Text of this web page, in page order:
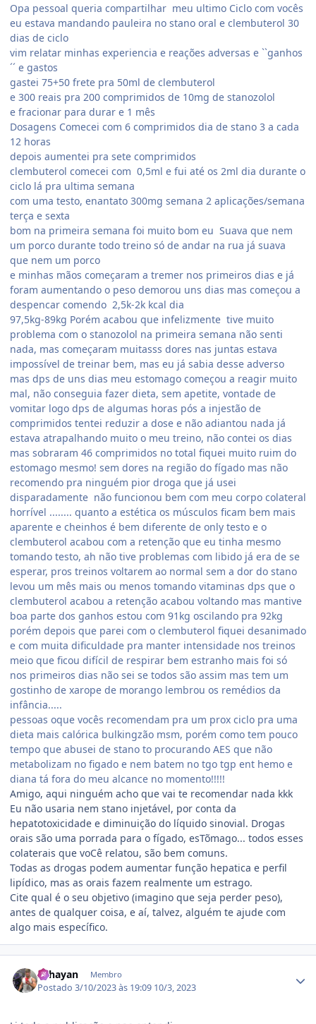
Opa pessoal queria compartilhar meu ultimo Ciclo com vocês
eu estava mandando pauleira no stano oral e clembuterol 30
dias de ciclo
vim relatar minhas experiencia e reações adversas e ``ganhos
´´ e gastos
gastei 75+50 frete pra 50ml de clembuterol
e 300 reais pra 200 comprimidos de 10mg de stanozolol
e fracionar para durar e 1 mês
Dosagens Comecei com 6 comprimidos dia de stano 3 a cada
12 horas
depois aumentei pra sete comprimidos
clembuterol comecei com 0,5ml e fui até os 2ml dia durante o
ciclo lá pra ultima semana
com uma testo, enantato 300mg semana 2 aplicações/semana
terça e sexta
bom na primeira semana foi muito bom eu Suava que nem
um porco durante todo treino só de andar na rua já suava
que nem um porco
e minhas mãos começaram a tremer nos primeiros dias e já
foram aumentando o peso demorou uns dias mas começou a
despencar comendo 2,5k-2k kcal dia
97,5kg-89kg Porém acabou que infelizmente tive muito
problema com o stanozolol na primeira semana não senti
nada, mas começaram muitasss dores nas juntas estava
impossível de treinar bem, mas eu já sabia desse adverso
mas dps de uns dias meu estomago começou a reagir muito
mal, não conseguia fazer dieta, sem apetite, vontade de
vomitar logo dps de algumas horas pós a injestão de
comprimidos tentei reduzir a dose e não adiantou nada já
estava atrapalhando muito o meu treino, não contei os dias
mas sobraram 46 comprimidos no total fiquei muito ruim do
estomago mesmo! sem dores na região do fígado mas não
recomendo pra ninguém pior droga que já usei
disparadamente não funcionou bem com meu corpo colateral
horrível ........ quanto a estética os músculos ficam bem mais
aparente e cheinhos é bem diferente de only testo e o
clembuterol acabou com a retenção que eu tinha mesmo
tomando testo, ah não tive problemas com libido já era de se
esperar, pros treinos voltarem ao normal sem a dor do stano
levou um mês mais ou menos tomando vitaminas dps que o
clembuterol acabou a retenção acabou voltando mas mantive
boa parte dos ganhos estou com 91kg oscilando pra 92kg
porém depois que parei com o clembuterol fiquei desanimado
e com muita dificuldade pra manter intensidade nos treinos
meio que ficou difícil de respirar bem estranho mais foi só
nos primeiros dias não sei se todos são assim mas tem um
gostinho de xarope de morango lembrou os remédios da
infância.....
pessoas oque vocês recomendam pra um prox ciclo pra uma
dieta mais calórica bulkingzão msm, porém como tem pouco
tempo que abusei de stano to procurando AES que não
metabolizam no figado e nem batem no tgo tgp ent hemo e
diana tá fora do meu alcance no momento!!!!!
Amigo, aqui ninguém acho que vai te recomendar nada kkk
Eu não usaria nem stano injetável, por conta da
hepatotoxicidade e diminuição do líquido sinovial. Drogas
orais são uma porrada para o fígado, esTõmago... todos esses
colaterais que voCê relatou, são bem comuns.
Todas as drogas podem aumentar função hepatica e perfil
lipídico, mas as orais fazem realmente um estrago.
Cite qual é o seu objetivo (imagino que seja perder peso),
antes de qualquer coisa, e aí, talvez, alguém te ajude com
algo mais específico.
zRhayan Membro
Postado3/10/2023 às 19:09 10/3, 2023